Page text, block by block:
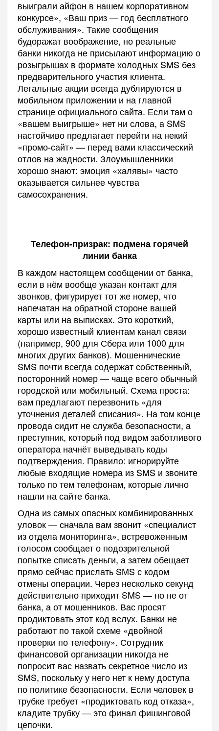
выиграли айфон в нашем корпоративном
конкурсе», «Ваш приз — год бесплатного
обслуживания». Такие сообщения
будоражат воображение, но реальные
банки никогда не присылают информацию о
розыгрышах в формате холодных SMS без
предварительного участия клиента.
Легальные акции всегда дублируются в
мобильном приложении и на главной
странице официального сайта. Если там о
«вашем выигрыше» нет ни слова, а SMS
настойчиво предлагает перейти на некий
«промо-сайт» — перед вами классический
отлов на жадности. Злоумышленники
хорошо знают: эмоция «халявы» часто
оказывается сильнее чувства
самосохранения.
Телефон-призрак: подмена горячей
линии банка
В каждом настоящем сообщении от банка,
если в нём вообще указан контакт для
звонков, фигурирует тот же номер, что
напечатан на обратной стороне вашей
карты или на выписках. Это короткий,
хорошо известный клиентам канал связи
(например, 900 для Сбера или 1000 для
многих других банков). Мошеннические
SMS почти всегда содержат собственный,
посторонний номер — чаще всего обычный
городской или мобильный. Схема проста:
вам предлагают перезвонить «для
уточнения деталей списания». На том конце
провода сидит не служба безопасности, а
преступник, который под видом заботливого
оператора начнёт выведывать коды
подтверждения. Правило: игнорируйте
любые входящие номера из SMS и звоните
только по тем телефонам, которые лично
нашли на сайте банка.
Одна из самых опасных комбинированных
уловок — сначала вам звонит «специалист
из отдела мониторинга», встревоженным
голосом сообщает о подозрительной
попытке списать деньги, а затем обещает
прямо сейчас прислать SMS с кодом
отмены операции. Через несколько секунд
действительно приходит SMS — но не от
банка, а от мошенников. Вас просят
продиктовать этот код вслух. Банки не
работают по такой схеме «двойной
проверки по телефону». Сотрудник
финансовой организации никогда не
попросит вас назвать секретное число из
SMS, поскольку у него нет к нему доступа
по политике безопасности. Если человек в
трубке требует «продиктовать код отказа»,
кладите трубку — это финал фишинговой
цепочки.